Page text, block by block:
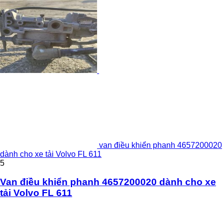
van điều khiển phanh 4657200020
dành cho xe tải Volvo FL 611
5
Van điều khiển phanh 4657200020 dành cho xe
tải Volvo FL 611